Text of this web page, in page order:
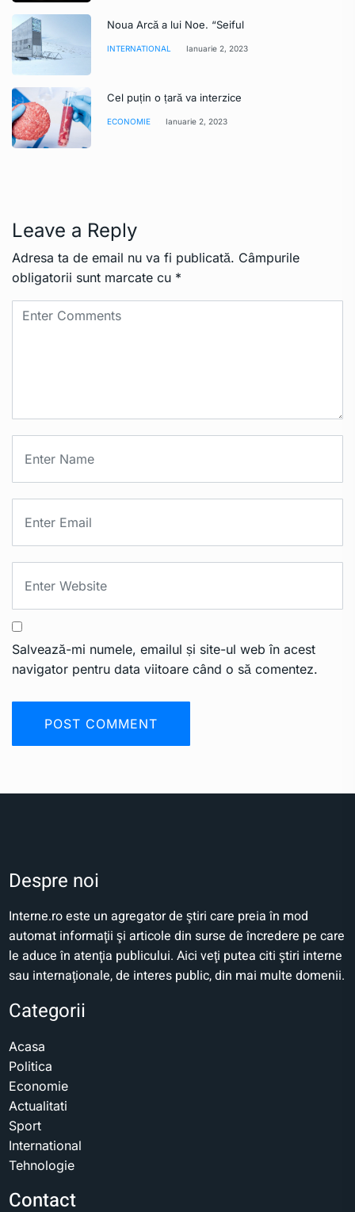
Noua Arcă a lui Noe. “Seiful
INTERNATIONAL Ianuarie 2, 2023
Cel puțin o țară va interzice
ECONOMIE Ianuarie 2, 2023
Leave a Reply
Adresa ta de email nu va fi publicată. Câmpurile
obligatorii sunt marcate cu *
Salvează-mi numele, emailul și site-ul web în acest
navigator pentru data viitoare când o să comentez.
Despre noi
Interne.ro este un agregator de ştiri care preia în mod
automat informaţii şi articole din surse de încredere pe care
le aduce în atenţia publicului. Aici veţi putea citi ştiri interne
sau internaţionale, de interes public, din mai multe domenii.
Categorii
Acasa
Politica
Economie
Actualitati
Sport
International
Tehnologie
Contact